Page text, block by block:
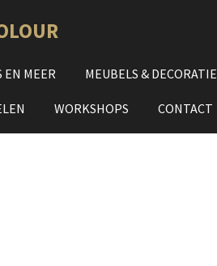
EN MEER MEUBELS & DECORATIE
WORKSHOPS CONTACT